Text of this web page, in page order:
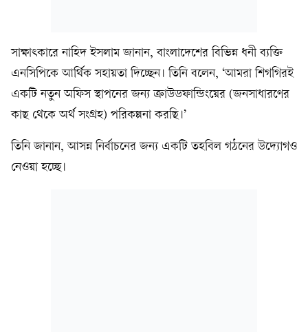
সাক্ষাৎকারে নাহিদ ইসলাম জানান, বাংলাদেশের বিভিন্ন ধনী ব্যক্তি
এনসিপিকে আর্থিক সহায়তা দিচ্ছেন। তিনি বলেন, ‘আমরা শিগগিরই
একটি নতুন অফিস স্থাপনের জন্য ক্রাউডফান্ডিংয়ের (জনসাধারণের
কাছ থেকে অর্থ সংগ্রহ) পরিকল্পনা করছি।’
তিনি জানান, আসন্ন নির্বাচনের জন্য একটি তহবিল গঠনের উদ্যোগও
নেওয়া হচ্ছে।